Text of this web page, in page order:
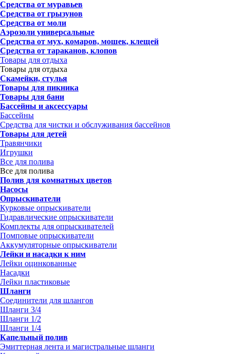
Средства от муравьев
Средства от грызунов
Средства от моли
Аэрозоли универсальные
Средства от мух, комаров, мошек, клещей
Средства от тараканов, клопов
Товары для отдыха
Товары для отдыха
Скамейки, стулья
Товары для пикника
Товары для бани
Бассейны и аксессуары
Бассейны
Средства для чистки и обслуживания бассейнов
Товары для детей
Травянчики
Игрушки
Все для полива
Все для полива
Полив для комнатных цветов
Насосы
Опрыскиватели
Курковые опрыскиватели
Гидравлические опрыскиватели
Комплекты для опрыскивателей
Помповые опрыскиватели
Аккумуляторные опрыскиватели
Лейки и насадки к ним
Лейки оцинкованные
Насадки
Лейки пластиковые
Шланги
Соединители для шлангов
Шланги 3/4
Шланги 1/2
Шланги 1/4
Капельный полив
Эмиттерная лента и магистральные шланги